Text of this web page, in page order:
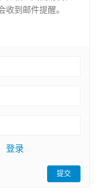
登录
提交